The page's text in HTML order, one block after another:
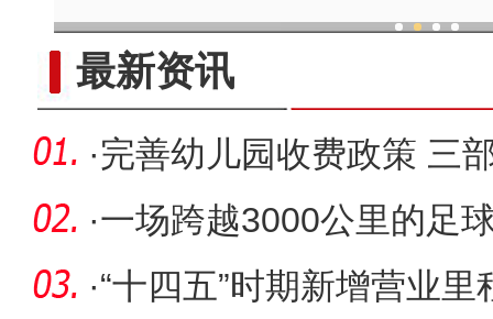
提升新疆兵团葡萄种植效率
最新资讯
·完善幼儿园收费政策 三
·一场跨越3000公里的足
·“十四五”时期新增营业